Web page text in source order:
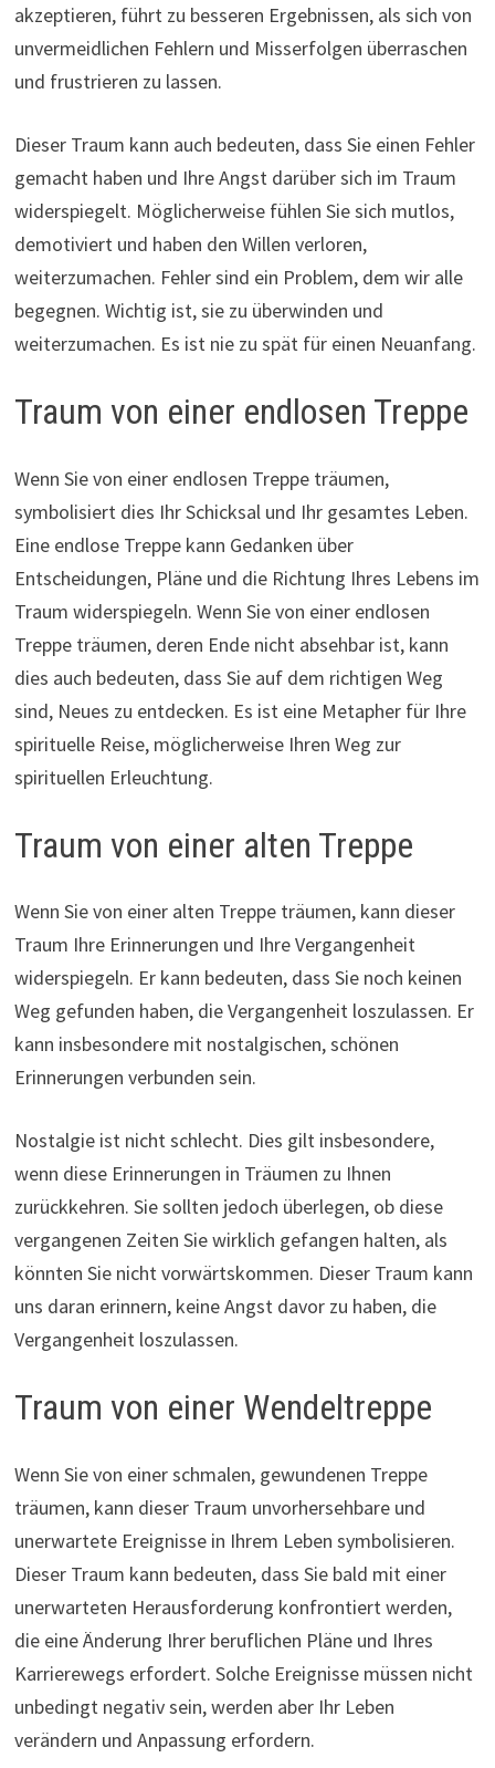
akzeptieren, führt zu besseren Ergebnissen, als sich von
unvermeidlichen Fehlern und Misserfolgen überraschen
und frustrieren zu lassen.
Dieser Traum kann auch bedeuten, dass Sie einen Fehler
gemacht haben und Ihre Angst darüber sich im Traum
widerspiegelt. Möglicherweise fühlen Sie sich mutlos,
demotiviert und haben den Willen verloren,
weiterzumachen. Fehler sind ein Problem, dem wir alle
begegnen. Wichtig ist, sie zu überwinden und
weiterzumachen. Es ist nie zu spät für einen Neuanfang.
Traum von einer endlosen Treppe
Wenn Sie von einer endlosen Treppe träumen,
symbolisiert dies Ihr Schicksal und Ihr gesamtes Leben.
Eine endlose Treppe kann Gedanken über
Entscheidungen, Pläne und die Richtung Ihres Lebens im
Traum widerspiegeln. Wenn Sie von einer endlosen
Treppe träumen, deren Ende nicht absehbar ist, kann
dies auch bedeuten, dass Sie auf dem richtigen Weg
sind, Neues zu entdecken. Es ist eine Metapher für Ihre
spirituelle Reise, möglicherweise Ihren Weg zur
spirituellen Erleuchtung.
Traum von einer alten Treppe
Wenn Sie von einer alten Treppe träumen, kann dieser
Traum Ihre Erinnerungen und Ihre Vergangenheit
widerspiegeln. Er kann bedeuten, dass Sie noch keinen
Weg gefunden haben, die Vergangenheit loszulassen. Er
kann insbesondere mit nostalgischen, schönen
Erinnerungen verbunden sein.
Nostalgie ist nicht schlecht. Dies gilt insbesondere,
wenn diese Erinnerungen in Träumen zu Ihnen
zurückkehren. Sie sollten jedoch überlegen, ob diese
vergangenen Zeiten Sie wirklich gefangen halten, als
könnten Sie nicht vorwärtskommen. Dieser Traum kann
uns daran erinnern, keine Angst davor zu haben, die
Vergangenheit loszulassen.
Traum von einer Wendeltreppe
Wenn Sie von einer schmalen, gewundenen Treppe
träumen, kann dieser Traum unvorhersehbare und
unerwartete Ereignisse in Ihrem Leben symbolisieren.
Dieser Traum kann bedeuten, dass Sie bald mit einer
unerwarteten Herausforderung konfrontiert werden,
die eine Änderung Ihrer beruflichen Pläne und Ihres
Karrierewegs erfordert. Solche Ereignisse müssen nicht
unbedingt negativ sein, werden aber Ihr Leben
verändern und Anpassung erfordern.